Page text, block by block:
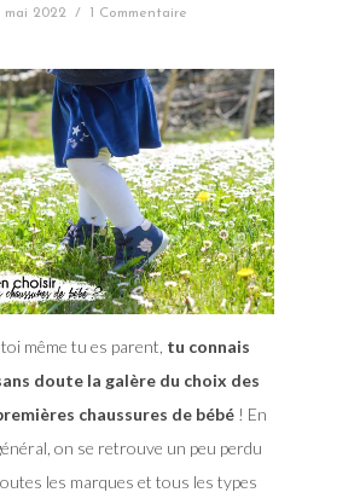
mai 2022 / 1 Commentaire
même tu es parent, tu connais
doute la galère du choix des
chaussures de bébé ! En
on se retrouve un peu perdu
les marques et tous les types